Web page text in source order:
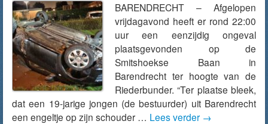
BARENDRECHT – Afgelopen
vrijdagavond heeft er rond 22:00
uur een eenzijdig ongeval
plaatsgevonden op de
Smitshoekse Baan in
Barendrecht ter hoogte van de
Riederbunder. “Ter plaatse bleek,
dat een 19-jarige jongen (de bestuurder) uit Barendrecht
een engeltje op zijn schouder … Lees verder →